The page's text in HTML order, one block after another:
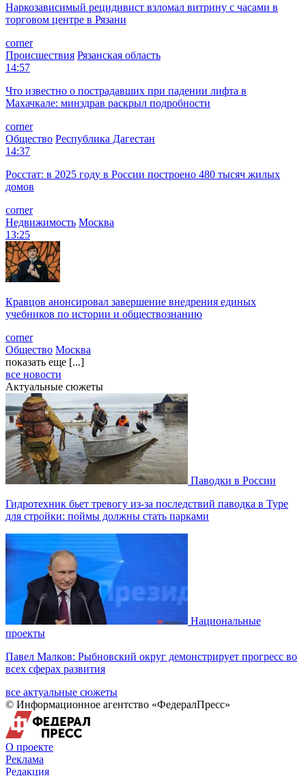
Наркозависимый рецидивист взломал витрину с часами в
торговом центре в Рязани
corner
Происшествия Рязанская область
14:57
Что известно о пострадавших при падении лифта в
Махачкале: минздрав раскрыл подробности
corner
Общество Республика Дагестан
14:37
Росстат: в 2025 году в России построено 480 тысяч жилых
домов
corner
Недвижимость Москва
13:25
Кравцов анонсировал завершение внедрения единых
учебников по истории и обществознанию
corner
Общество Москва
показать еще [...]
все новости
Актуальные сюжеты
Паводки в России
Гидротехник бьет тревогу из-за последствий паводка в Туре
для стройки: поймы должны стать парками
Национальные
проекты
Павел Малков: Рыбновский округ демонстрирует прогресс во
всех сферах развития
все актуальные сюжеты
© Информационное агентство «ФедералПресс»
О проекте
Реклама
Редакция